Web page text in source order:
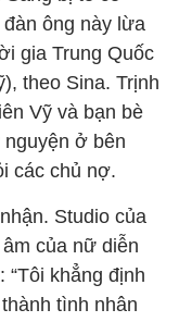
ông này lừa
gia Trung Quốc
theo Sina. Trịnh
Vỹ và bạn bè
ở bên
các chủ nợ.
Studio của
của nữ diễn
“Tôi khẳng định
tình nhân